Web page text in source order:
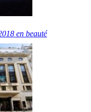
en beauté